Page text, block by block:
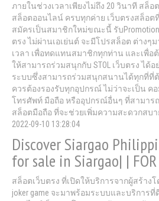
ภายในช่วงเวลาเพียงไม่ถึง 20 วินาที สล็อ
สล็อตออนไลน์ ครบทุกค่าย เว็บตรงสล็อ
สมัครเป็นสมาชิกใหม่ขณะนี้ รับ
ตรง ไม่ผ่านเอเย่นต์ จะมีโปรสล็อต ต่างๆ
เวลา เพื่อทดแทนสมาชิกทุกท่าน และเพื่
ให้สามารถร่วมสนุกกับ STOL เว็บตรง ได้
ระบบซึ่งสามารถร่วมสนุกสนานได้ทุกที่ที่ต้
ควรต้องรองรับทุกอุปกรณ์ ไม่ว่าจะเป็น ค
โทรศัพท์ มือถือ หรืออุปกรณ์อื่นๆ ที่สามาร
สล็อตมือถือ ที่จะช่วยเพิ่มความสะดวกสบ
2022-09-10 13:28:04
Discover Siargao
for sale in Siargao| | FOR
สล็อตเว็บตรง ที่เปิดให้บริการจากผู้สร้าง
joker game จะมาพร้อมระบบและบริการ